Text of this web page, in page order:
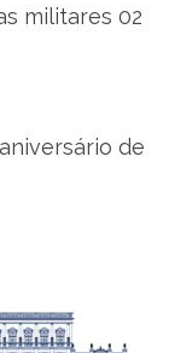
militares 02
de